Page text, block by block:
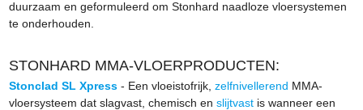
duurzaam en geformuleerd om Stonhard naadloze vloersystemen
te onderhouden.
STONHARD MMA-VLOERPRODUCTEN:
Stonclad SL Xpress - Een vloeistofrijk,zelfnivellerend MMA-
vloersysteem dat slagvast, chemisch enslijtvast is wanneer een